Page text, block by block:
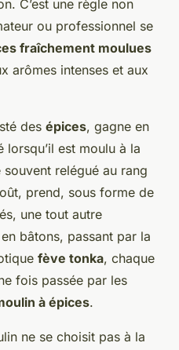
C’est une règle non
ou professionnel se
fraîchement moulues
arômes intenses et aux
des épices, gagne en
est moulu à la
souvent relégué au rang
prend, sous forme de
une tout autre
en bâtons, passant par la
fève tonka, chaque
fois passée par les
à épices.
ne se choisit pas à la